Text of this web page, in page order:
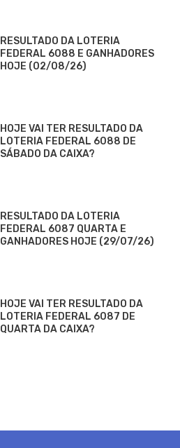
RESULTADO DA LOTERIA
FEDERAL 6088 E GANHADORES
HOJE (02/08/26)
HOJE VAI TER RESULTADO DA
LOTERIA FEDERAL 6088 DE
SÁBADO DA CAIXA?
RESULTADO DA LOTERIA
FEDERAL 6087 QUARTA E
GANHADORES HOJE (29/07/26)
HOJE VAI TER RESULTADO DA
LOTERIA FEDERAL 6087 DE
QUARTA DA CAIXA?